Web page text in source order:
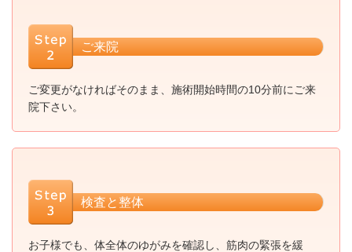
ご来院
ご変更がなければそのまま、施術開始時間の10分前にご来
院下さい。
検査と整体
お子様でも、体全体のゆがみを確認し、筋肉の緊張を緩